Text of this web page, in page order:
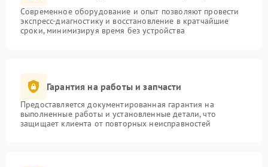
Современное оборудование и опыт позволяют провести
экспресс-диагностику и восстановление в кратчайшие
сроки, минимизируя время без устройства
Гарантия на работы и запчасти
Предоставляется документированная гарантия на
выполненные работы и установленные детали, что
защищает клиента от повторных неисправностей